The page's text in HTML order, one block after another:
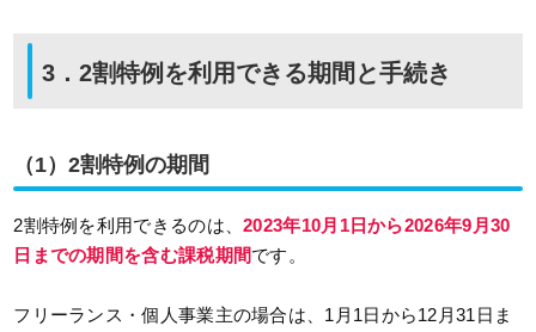
3．2割特例を利用できる期間と手続き
（1）2割特例の期間
2割特例を利用できるのは、2023年10月1日から2026年9月30
日までの期間を含む課税期間です。
フリーランス・個人事業主の場合は、1月1日から12月31日ま